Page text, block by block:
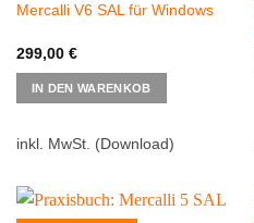
Mercalli V6 SAL für Windows
299,00 €
IN DEN WARENKOB
inkl. MwSt. (Download)